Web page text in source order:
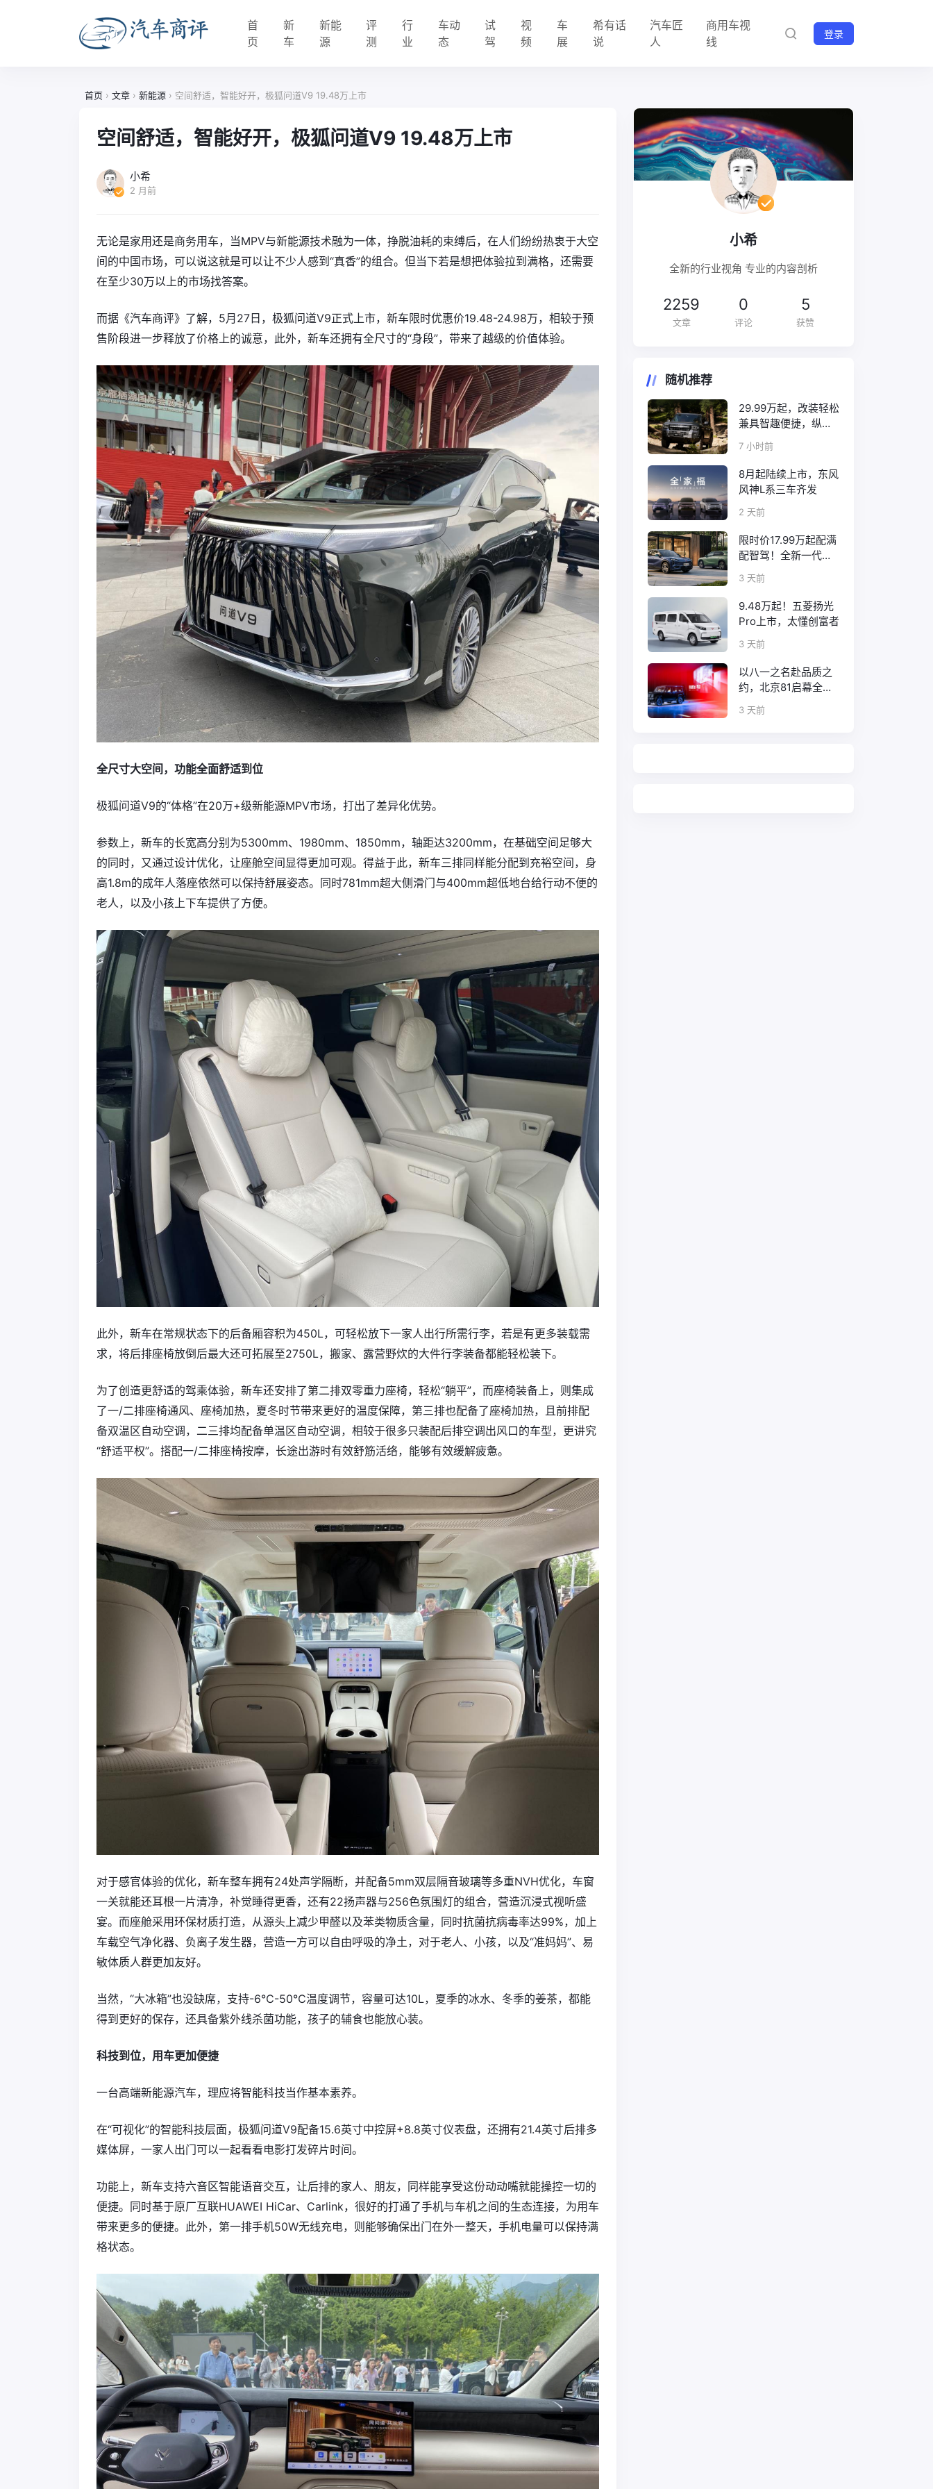
首
页
新
车
新能
源
评
测
行
业
车动
态
试
驾
视
频
车
展
希有话
说
汽车匠
人
商用车视
线
登录
首页 › 文章 › 新能源 › 空间舒适，智能好开，极狐问道V9 19.48万上市
空间舒适，智能好开，极狐问道V9 19.48万上市
小希
2 月前
无论是家用还是商务用车，当MPV与新能源技术融为一体，挣脱油耗的束缚后，在人们纷纷热衷于大空
间的中国市场，可以说这就是可以让不少人感到“真香”的组合。但当下若是想把体验拉到满格，还需要
在至少30万以上的市场找答案。
而据《汽车商评》了解，5月27日，极狐问道V9正式上市，新车限时优惠价19.48-24.98万，相较于预
售阶段进一步释放了价格上的诚意，此外，新车还拥有全尺寸的“身段”，带来了越级的价值体验。
全尺寸大空间，功能全面舒适到位
极狐问道V9的“体格”在20万+级新能源MPV市场，打出了差异化优势。
参数上，新车的长宽高分别为5300mm、1980mm、1850mm，轴距达3200mm，在基础空间足够大
的同时，又通过设计优化，让座舱空间显得更加可观。得益于此，新车三排同样能分配到充裕空间，身
高1.8m的成年人落座依然可以保持舒展姿态。同时781mm超大侧滑门与400mm超低地台给行动不便的
老人，以及小孩上下车提供了方便。
此外，新车在常规状态下的后备厢容积为450L，可轻松放下一家人出行所需行李，若是有更多装载需
求，将后排座椅放倒后最大还可拓展至2750L，搬家、露营野炊的大件行李装备都能轻松装下。
为了创造更舒适的驾乘体验，新车还安排了第二排双零重力座椅，轻松“躺平”，而座椅装备上，则集成
了一/二排座椅通风、座椅加热，夏冬时节带来更好的温度保障，第三排也配备了座椅加热，且前排配
备双温区自动空调，二三排均配备单温区自动空调，相较于很多只装配后排空调出风口的车型，更讲究
“舒适平权”。搭配一/二排座椅按摩，长途出游时有效舒筋活络，能够有效缓解疲惫。
对于感官体验的优化，新车整车拥有24处声学隔断，并配备5mm双层隔音玻璃等多重NVH优化，车窗
一关就能还耳根一片清净，补觉睡得更香，还有22扬声器与256色氛围灯的组合，营造沉浸式视听盛
宴。而座舱采用环保材质打造，从源头上减少甲醛以及苯类物质含量，同时抗菌抗病毒率达99%，加上
车载空气净化器、负离子发生器，营造一方可以自由呼吸的净土，对于老人、小孩，以及“准妈妈”、易
敏体质人群更加友好。
当然，“大冰箱”也没缺席，支持-6℃-50℃温度调节，容量可达10L，夏季的冰水、冬季的姜茶，都能
得到更好的保存，还具备紫外线杀菌功能，孩子的辅食也能放心装。
科技到位，用车更加便捷
一台高端新能源汽车，理应将智能科技当作基本素养。
在“可视化”的智能科技层面，极狐问道V9配备15.6英寸中控屏+8.8英寸仪表盘，还拥有21.4英寸后排多
媒体屏，一家人出门可以一起看看电影打发碎片时间。
功能上，新车支持六音区智能语音交互，让后排的家人、朋友，同样能享受这份动动嘴就能操控一切的
便捷。同时基于原厂互联HUAWEI HiCar、Carlink，很好的打通了手机与车机之间的生态连接，为用车
带来更多的便捷。此外，第一排手机50W无线充电，则能够确保出门在外一整天，手机电量可以保持满
格状态。
小希
全新的行业视角 专业的内容剖析
2259
文章
0
评论
5
获赞
随机推荐
29.99万起，改装轻松
兼具智趣便捷，纵横
F700上市
7 小时前
8月起陆续上市，东风
风神L系三车齐发
2 天前
限时价17.99万起配满
配智驾！全新一代天
工08正式上市
3 天前
9.48万起！五菱扬光
Pro上市，太懂创富者
3 天前
以八一之名赴品质之
约，北京81启幕全新
口碑征程
3 天前